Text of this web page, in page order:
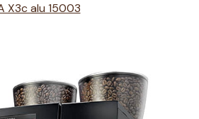
X3c alu 15003